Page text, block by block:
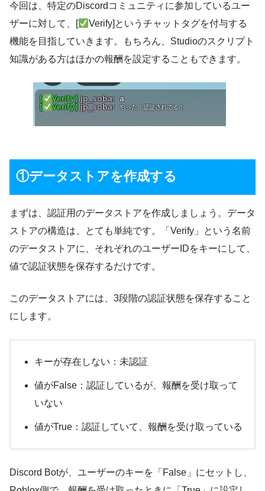
今回は、特定のDiscordコミュニティに参加しているユー
ザーに対して、[
Verify]というチャットタグを付与する
機能を目指していきます。もちろん、Studioのスクリプト
知識がある方はほかの報酬を設定することもできます。
①データストアを作成する
まずは、認証用のデータストアを作成しましょう。データ
ストアの構造は、とても単純です。「Verify」という名前
のデータストアに、それぞれのユーザーIDをキーにして、
値で認証状態を保存するだけです。
このデータストアには、3段階の認証状態を保存すること
にします。
キーが存在しない：未認証
値がFalse：認証しているが、報酬を受け取って
いない
値がTrue：認証していて、報酬を受け取っている
Discord Botが、ユーザーのキーを「False」にセットし、